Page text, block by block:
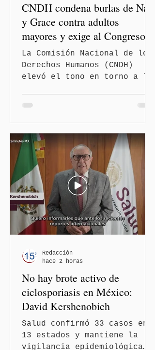
CNDH condena burlas de Nay
y Grace contra adultos
mayores y exige al Congreso
frenar discursos
discriminatorios
La Comisión Nacional de los
Derechos Humanos (CNDH)
elevó el tono en torno a la
Bojalil y Elvia Graciela
"Grace" Palomares Ramírez,
al considerar que los
comentarios que emitieron
en el podcast "DesCasadas"
contra las personas adultas
mayores no pueden
justificarse como una
simple opinión o una broma.
No hay brote activo de
ciclosporiasis en México:
David Kershenobich
Salud confirmó 33 casos en
13 estados y mantiene la
vigilancia epidemiológica
Redacción
hace 2 horas